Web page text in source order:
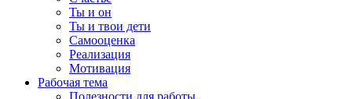
Ты и он
Ты и твои дети
Самооценка
Реализация
Мотивация
Рабочая тема
Полезности для работы